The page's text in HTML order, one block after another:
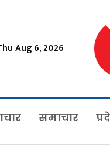
Aug 6, 2026
समाचार